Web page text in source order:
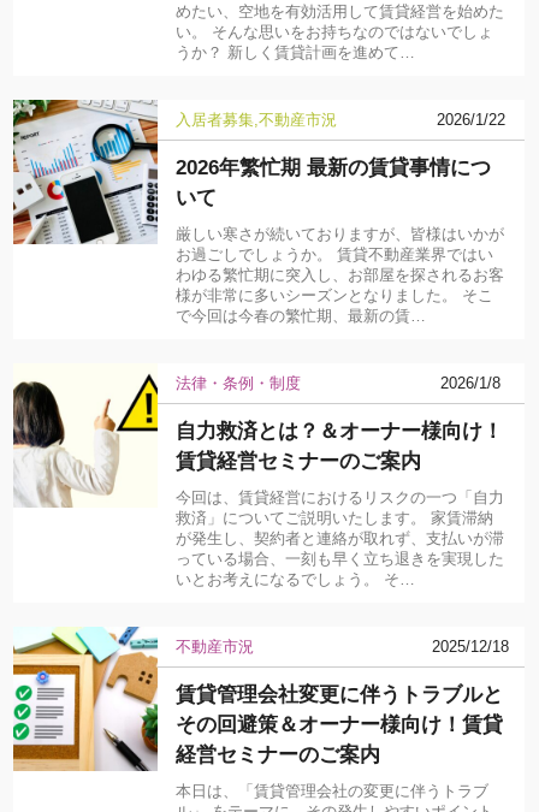
めたい、空地を有効活用して賃貸経営を始めた
い。 そんな思いをお持ちなのではないでしょ
うか？ 新しく賃貸計画を進めて…
入居者募集 不動産市況 2026/1/22
2026年繁忙期 最新の賃貸事情につ
いて
厳しい寒さが続いておりますが、皆様はいかが
お過ごしでしょうか。 賃貸不動産業界ではい
わゆる繁忙期に突入し、お部屋を探されるお客
様が非常に多いシーズンとなりました。 そこ
で今回は今春の繁忙期、最新の賃…
法律・条例・制度 2026/1/8
自力救済とは？＆オーナー様向け！
賃貸経営セミナーのご案内
今回は、賃貸経営におけるリスクの一つ「自力
救済」についてご説明いたします。 家賃滞納
が発生し、契約者と連絡が取れず、支払いが滞
っている場合、一刻も早く立ち退きを実現した
いとお考えになるでしょう。 そ…
不動産市況 2025/12/18
賃貸管理会社変更に伴うトラブルと
その回避策＆オーナー様向け！賃貸
経営セミナーのご案内
本日は、「賃貸管理会社の変更に伴うトラブ